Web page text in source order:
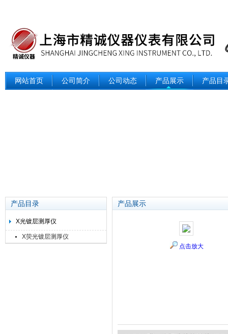
网站首页 公司简介 公司动态 产品展示 产品目
产品目录
X光镀层测厚仪
X荧光镀层测厚仪
产品展示
点击放大